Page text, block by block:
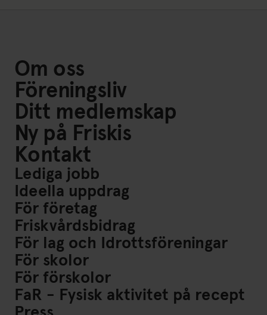
Om oss
Föreningsliv
Ditt medlemskap
Ny på Friskis
Kontakt
Lediga jobb
Ideella uppdrag
För företag
Friskvårdsbidrag
För lag och Idrottsföreningar
För skolor
För förskolor
FaR - Fysisk aktivitet på recept